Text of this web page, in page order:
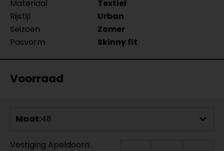
Materiaal
Textiel
Rijstijl
Urban
Seizoen
Zomer
Pasvorm
Skinny fit
Voorraad
Maat:48
Vestiging Apeldoorn